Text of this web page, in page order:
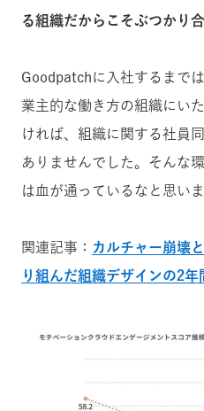
る組織だからこそぶつかり
Goodpatchに入社するまで
業主的な働き方の組織にい
ければ、組織に関する社員
ありませんでした。そんな
は血が通っているなと思いま
関連記事： カルチャー崩壊
り組んだ組織デザインの2年